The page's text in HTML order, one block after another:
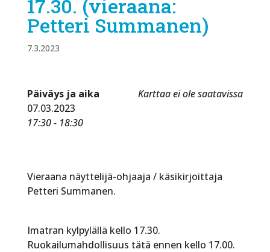
17.30. (vieraana:
Petteri Summanen)
7.3.2023
Karttaa ei ole saatavissa
Päiväys ja aika
07.03.2023
17:30 - 18:30
Vieraana näyttelijä-ohjaaja / käsikirjoittaja
Petteri Summanen.
Imatran kylpylällä kello 17.30.
Ruokailumahdollisuus tätä ennen kello 17.00.